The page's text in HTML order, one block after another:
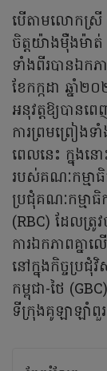
បើតាមលោកស្រី ម៉
ចិត្តយ៉ាងម៉ឺងម៉ា
ទាំងពីរបានឯកភ
ខែកក្កដា ឆ្នាំ
អនុវត្តឱ្យបាន
ការព្រមព្រៀង
ពេលនេះ ក្នុងន
របស់គណៈកម្មាធិ
ប្រជុំគណៈកម្មាធិ
(RBC) ដែលត្រូវ
ការឯកភាពគ្ន
នៅក្នុងកិច្ចប្រជុំ
កម្ពុជា-ថៃ
ទីក្រុងគូឡាឡាំពួ